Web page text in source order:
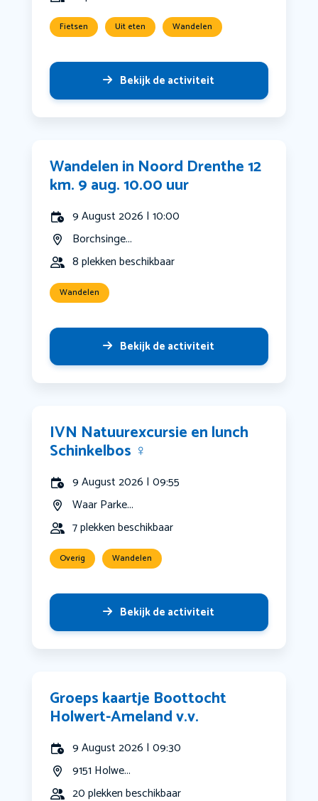
Fietsen Uit eten Wandelen
Bekijk de activiteit
Wandelen in Noord Drenthe 12
km. 9 aug. 10.00 uur
9 August 2026 | 10:00
Borchsinge...
8 plekken beschikbaar
Wandelen
Bekijk de activiteit
IVN Natuurexcursie en lunch
Schinkelbos ‍♀️
9 August 2026 | 09:55
Waar Parke...
7 plekken beschikbaar
Overig Wandelen
Bekijk de activiteit
Groeps kaartje Boottocht
Holwert-Ameland v.v.
9 August 2026 | 09:30
9151 Holwe...
20 plekken beschikbaar